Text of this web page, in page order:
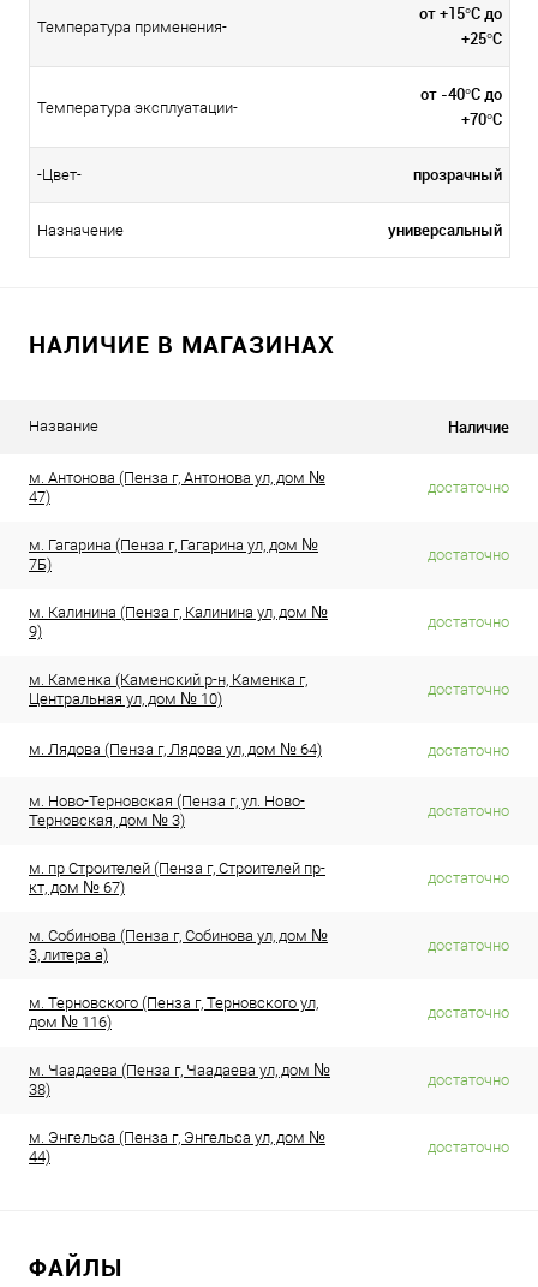
Температура применения-
от +15°C до
+25°C
Температура эксплуатации-
от -40°C до
+70°C
-Цвет- прозрачный
Назначение универсальный
НАЛИЧИЕ В МАГАЗИНАХ
Название Наличие
м. Антонова (Пенза г, Антонова ул, дом №
47)
достаточно
м. Гагарина (Пенза г, Гагарина ул, дом №
7Б)
достаточно
м. Калинина (Пенза г, Калинина ул, дом №
9)
достаточно
м. Каменка (Каменский р-н, Каменка г,
Центральная ул, дом № 10)
достаточно
м. Лядова (Пенза г, Лядова ул, дом № 64) достаточно
м. Ново-Терновская (Пенза г, ул. Ново-
Терновская, дом № 3)
достаточно
м. пр Строителей (Пенза г, Строителей пр-
кт, дом № 67)
достаточно
м. Собинова (Пенза г, Собинова ул, дом №
3, литера а)
достаточно
м. Терновского (Пенза г, Терновского ул,
дом № 116)
достаточно
м. Чаадаева (Пенза г, Чаадаева ул, дом №
38)
достаточно
м. Энгельса (Пенза г, Энгельса ул, дом №
44)
достаточно
ФАЙЛЫ